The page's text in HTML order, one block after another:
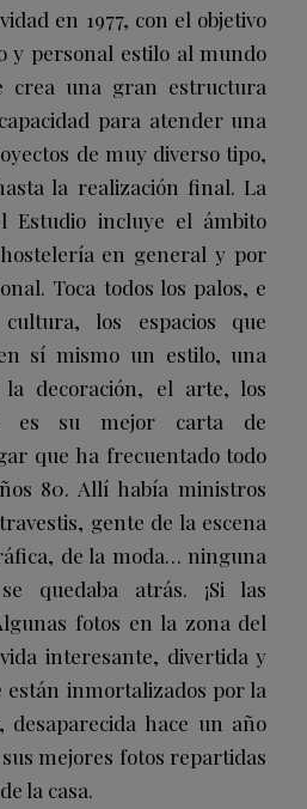
en 1977, con el objetivo
y personal estilo al mundo
crea una gran estructura
para atender una
de muy diverso tipo,
la realización final. La
Estudio incluye el ámbito
en general y por
Toca todos los palos, e
los espacios que
sí mismo un estilo, una
decoración, el arte, los
es su mejor carta de
que ha frecuentado todo
80. Allí había ministros
gente de la escena
de la moda… ninguna
quedaba atrás. ¡Si las
fotos en la zona del
interesante, divertida y
están inmortalizados por la
desaparecida hace un año
mejores fotos repartidas
la casa.